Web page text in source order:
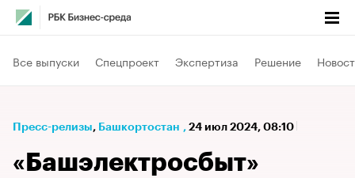
Все выпуски Спецпроект Экспертиза Решение
Пресс-релизы⁠, Башкортостан , 24 июл 2024, 08:10
«Башэлектросбыт»